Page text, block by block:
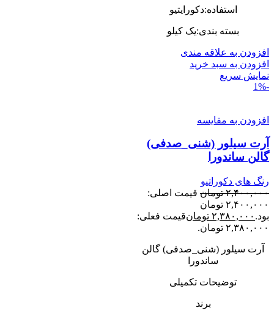
استفاده:دکورایتیو
بسته بندی:یک کیلو
افزودن به علاقه مندی
افزودن به سبد خرید
نمایش سریع
-1%
افزودن به مقایسه
آرت سیلور (شنی_صدفی)
گالن ساندورا
رنگ های دکوراتیو
۲,۴۰۰,۰۰۰ تومان قیمت اصلی:
۲,۴۰۰,۰۰۰ تومان
بود. ۲,۳۸۰,۰۰۰ تومانقیمت فعلی:
۲,۳۸۰,۰۰۰ تومان.
آرت سیلور (شنی_صدفی) گالن
ساندورا
توضیحات تکمیلی
برند